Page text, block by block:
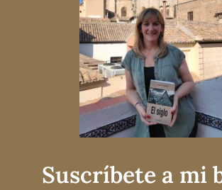
Suscríbete a mi